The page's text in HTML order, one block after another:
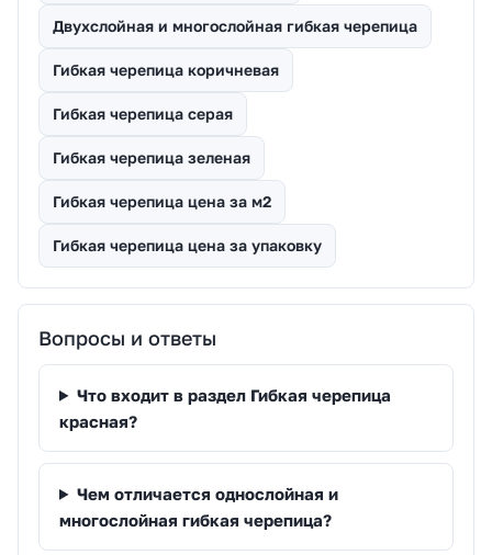
Двухслойная и многослойная гибкая черепица
Гибкая черепица коричневая
Гибкая черепица серая
Гибкая черепица зеленая
Гибкая черепица цена за м2
Гибкая черепица цена за упаковку
Вопросы и ответы
Что входит в раздел Гибкая черепица
красная?
Чем отличается однослойная и
многослойная гибкая черепица?